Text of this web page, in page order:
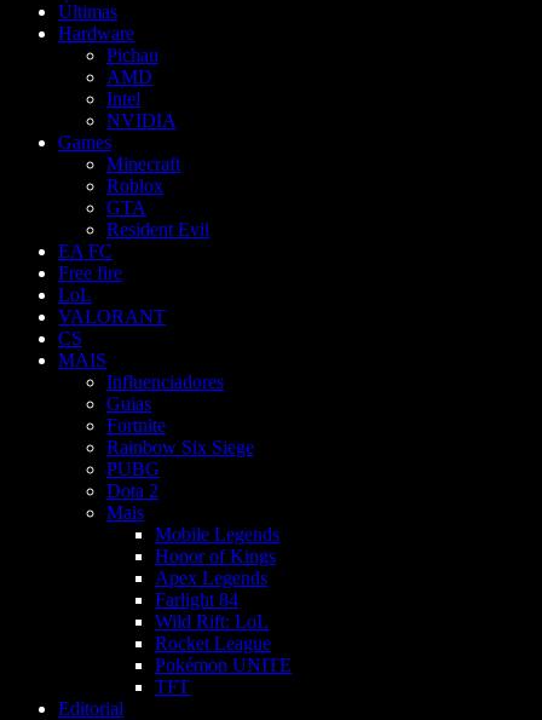
Últimas
Hardware
Pichau
AMD
Intel
NVIDIA
Games
Minecraft
Roblox
GTA
Resident Evil
EA FC
Free fire
LoL
VALORANT
CS
MAIS
Influenciadores
Guias
Fortnite
Rainbow Six Siege
PUBG
Dota 2
Mais
Mobile Legends
Honor of Kings
Apex Legends
Farlight 84
Wild Rift: LoL
Rocket League
Pokémon UNITE
TFT
Editorial